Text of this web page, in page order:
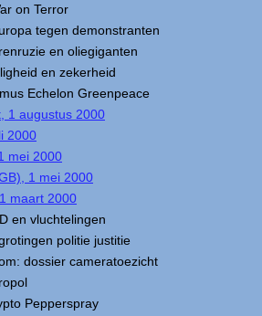
on Terror
tegen demonstranten
en oliegiganten
en zekerheid
Echelon Greenpeace
1 augustus 2000
2000
mei 2000
1 mei 2000
maart 2000
en vluchtelingen
politie justitie
dossier cameratoezicht
Pepperspray